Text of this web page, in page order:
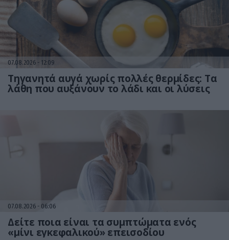
07.08.2026 12:09
Τηγανητά αυγά χωρίς πολλές θερμίδες: Τα
λάθη που αυξάνουν το λάδι και οι λύσεις
07.08.2026 06:06
Δείτε ποια είναι τα συμπτώματα ενός
«μίνι εγκεφαλικού» επεισοδίου